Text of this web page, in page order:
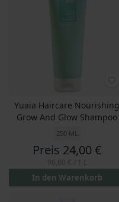
Yuaia Haircare Nourishing
Grow And Glow Shampoo
250 ML
Preis 24,00 €
In den Warenkorb